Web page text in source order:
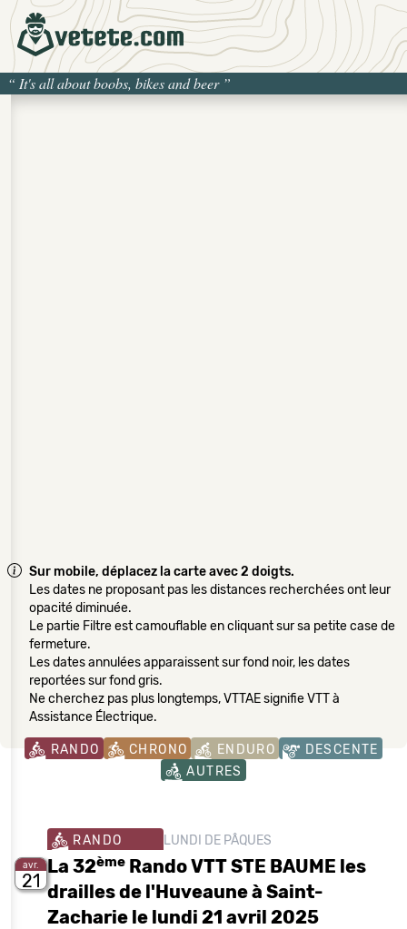
“ It's all about boobs, bikes and beer”
Sur mobile, déplacez la carte avec 2 doigts.
Les dates ne proposant pas les distances recherchées ont leur
opacité diminuée.
Le partie Filtre est camouflable en cliquant sur sa petite case de
fermeture.
Les dates annulées apparaissent sur fond noir, les dates
reportées sur fond gris.
Ne cherchez pas plus longtemps, VTTAE signifie VTT à
Assistance Électrique.
RANDO CHRONO ENDURO
DESCENTE
AUTRES
avr.
21
RANDO LUNDI DE PÂQUES
La 32ème Rando VTT STE BAUME les
drailles de l'Huveaune à Saint-
Zacharie le lundi 21 avril 2025